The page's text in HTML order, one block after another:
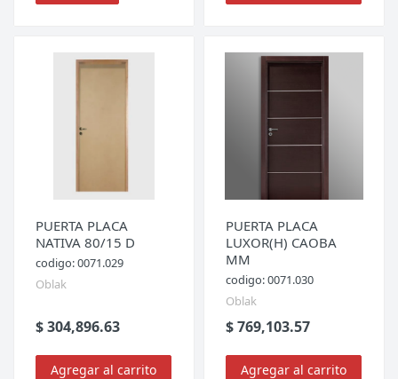
PUERTA PLACA
NATIVA 80/15 D
codigo: 0071.029
Oblak
$ 304,896.63
Agregar al carrito
PUERTA PLACA
LUXOR(H) CAOBA
MM
codigo: 0071.030
Oblak
$ 769,103.57
Agregar al carrito